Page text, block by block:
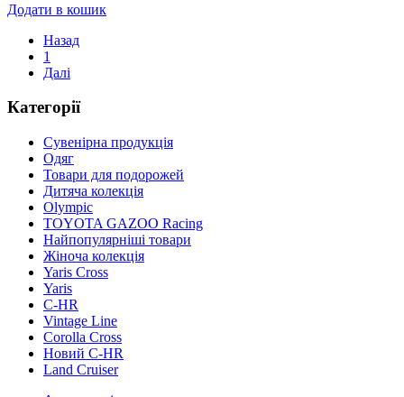
Додати в кошик
Назад
1
Далі
Категорії
Сувенірна продукція
Одяг
Товари для подорожей
Дитяча колекція
Olympic
TOYOTA GAZOO Racing
Найпопулярніші товари
Жіноча колекція
Yaris Cross
Yaris
C-HR
Vintage Line
Corolla Cross
Новий C-HR
Land Cruiser